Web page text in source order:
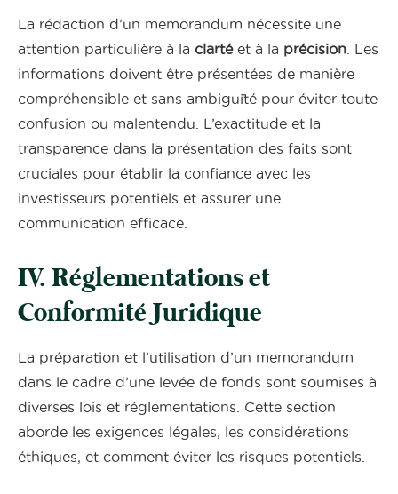
La rédaction d’un memorandum nécessite une
attention particulière à la clartéet à la précision . Les
informations doivent être présentées de manière
compréhensible et sans ambiguïté pour éviter toute
confusion ou malentendu. L’exactitude et la
transparence dans la présentation des faits sont
cruciales pour établir la confiance avec les
investisseurs potentiels et assurer une
communication efficace.
IV. Réglementations et
Conformité Juridique
La préparation et l’utilisation d’un memorandum
dans le cadre d’une levée de fonds sont soumises à
diverses lois et réglementations. Cette section
aborde les exigences légales, les considérations
éthiques, et comment éviter les risques potentiels.